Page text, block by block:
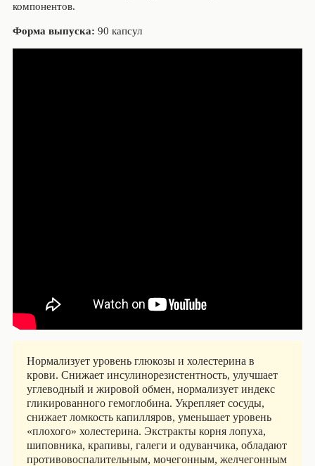
компонентов.
Форма выпуска: 90 капсул
Нормализует уровень глюкозы и холестерина в
крови. Снижает инсулинорезистентность, улучшает
углеводный и жировой обмен, нормализует индекс
гликированного гемоглобина. Укрепляет сосуды,
снижает ломкость капилляров, уменьшает уровень
«плохого» холестерина. Экстракты корня лопуха,
шиповника, крапивы, галеги и одуванчика, обладают
противовоспалительным, мочегонным, желчегонным